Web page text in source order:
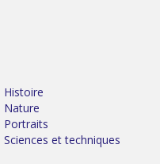
Histoire
Nature
Portraits
Sciences et techniques